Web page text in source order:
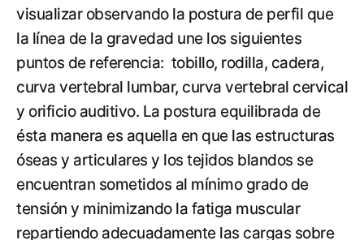
visualizar observando la postura de perfil que
la línea de la gravedad une los siguientes
puntos de referencia: tobillo, rodilla, cadera,
curva vertebral lumbar, curva vertebral cervical
y orificio auditivo. La postura equilibrada de
ésta manera es aquella en que las estructuras
óseas y articulares y los tejidos blandos se
encuentran sometidos al mínimo grado de
tensión y minimizando la fatiga muscular
repartiendo adecuadamente las cargas sobre